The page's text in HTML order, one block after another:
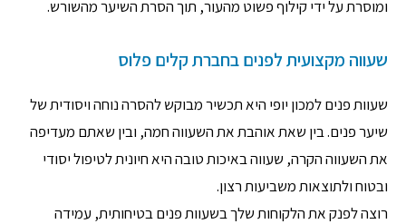
ומוסרת על ידי קילוף פשוט מהעור, תוך הסרת השיער מהשורש.
שעווה מקצועית לפנים בחברת קלים פלוס
שעוות פנים למכון יופי היא תכשיר מבוקש להסרה נוחה ויסודית של
שיער פנים. בין שאת אוהבת את השעווה חמה, ובין שאתם מעדיפה
את השעווה הקרה, שעווה באיכות טובה היא חיונית לטיפול יסודי
ובטוח ולתוצאות משביעות רצון.
רוצה לפנק את הלקוחות שלך בשעוות פנים בטיחותית, עמידה